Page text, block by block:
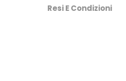
Resi E Condizioni